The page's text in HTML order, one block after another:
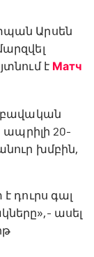
Արսեն
է Матч
բավական
ապրիլի 20-
խմբին,
դուրս գալ
ասել